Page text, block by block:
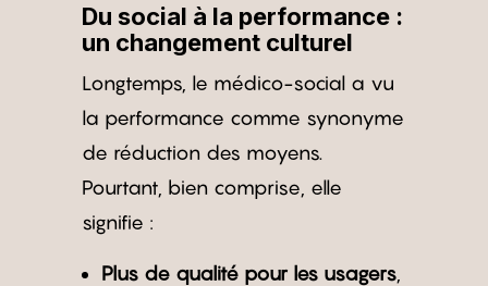
Du social à la performance :
un changement culturel
Longtemps, le médico-social a vu
la performance comme synonyme
de réduction des moyens.
Pourtant, bien comprise, elle
signifie :
Plus de qualité pour les usagers,